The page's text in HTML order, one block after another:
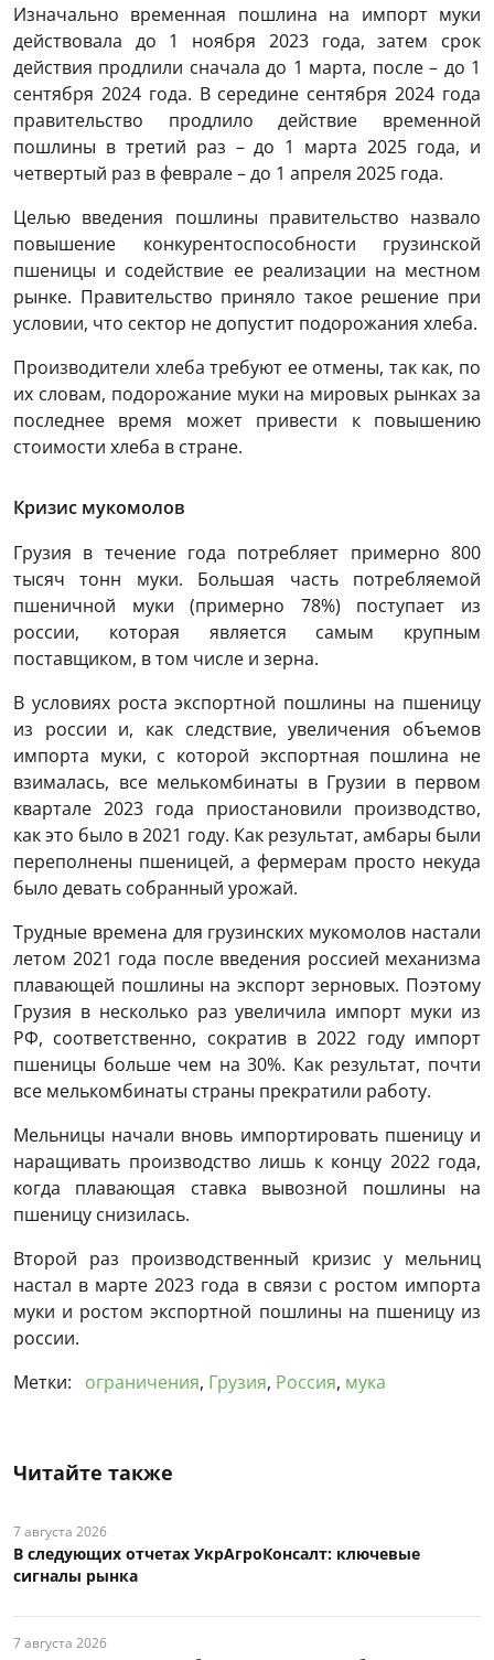
Изначально временная пошлина на импорт муки
действовала до 1 ноября 2023 года, затем срок
действия продлили сначала до 1 марта, после – до 1
сентября 2024 года. В середине сентября 2024 года
правительство продлило действие временной
пошлины в третий раз – до 1 марта 2025 года, и
четвертый раз в феврале – до 1 апреля 2025 года.
Целью введения пошлины правительство назвало
повышение конкурентоспособности грузинской
пшеницы и содействие ее реализации на местном
рынке. Правительство приняло такое решение при
условии, что сектор не допустит подорожания хлеба.
Производители хлеба требуют ее отмены, так как, по
их словам, подорожание муки на мировых рынках за
последнее время может привести к повышению
стоимости хлеба в стране.
Кризис мукомолов
Грузия в течение года потребляет примерно 800
тысяч тонн муки. Большая часть потребляемой
пшеничной муки (примерно 78%) поступает из
россии, которая является самым крупным
поставщиком, в том числе и зерна.
В условиях роста экспортной пошлины на пшеницу
из россии и, как следствие, увеличения объемов
импорта муки, с которой экспортная пошлина не
взималась, все мелькомбинаты в Грузии в первом
квартале 2023 года приостановили производство,
как это было в 2021 году. Как результат, амбары были
переполнены пшеницей, а фермерам просто некуда
было девать собранный урожай.
Трудные времена для грузинских мукомолов настали
летом 2021 года после введения россией механизма
плавающей пошлины на экспорт зерновых. Поэтому
Грузия в несколько раз увеличила импорт муки из
РФ, соответственно, сократив в 2022 году импорт
пшеницы больше чем на 30%. Как результат, почти
все мелькомбинаты страны прекратили работу.
Мельницы начали вновь импортировать пшеницу и
наращивать производство лишь к концу 2022 года,
когда плавающая ставка вывозной пошлины на
пшеницу снизилась.
Второй раз производственный кризис у мельниц
настал в марте 2023 года в связи с ростом импорта
муки и ростом экспортной пошлины на пшеницу из
россии.
Метки:
ограничения, Грузия, Россия, мука
Читайте также
7 августа 2026
В следующих отчетах УкрАгроКонсалт: ключевые
сигналы рынка
7 августа 2026